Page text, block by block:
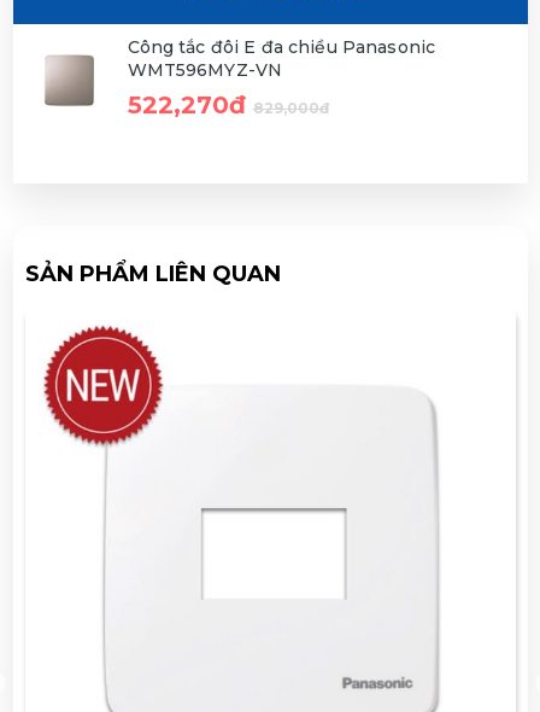
Công tắc đôi E đa chiều Panasonic
WMT596MYZ-VN
522,270đ 829,000đ
SẢN PHẨM LIÊN QUAN